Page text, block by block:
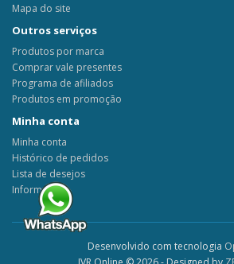
Mapa do site
Outros serviços
Produtos por marca
Comprar vale presentes
Programa de afiliados
Produtos em promoção
Minha conta
Minha conta
Histórico de pedidos
Lista de desejos
Informativo
Desenvolvido com tecnologia